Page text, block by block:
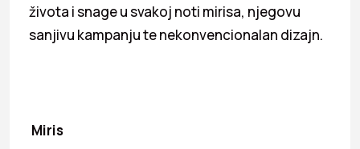
života i snage u svakoj noti mirisa, njegovu
sanjivu kampanju te nekonvencionalan dizajn.
Miris